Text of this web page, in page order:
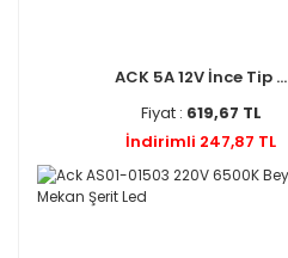
ACK 5A 12V İnce Tip ...
Fiyat : 619,67 TL
İndirimli 247,87 TL